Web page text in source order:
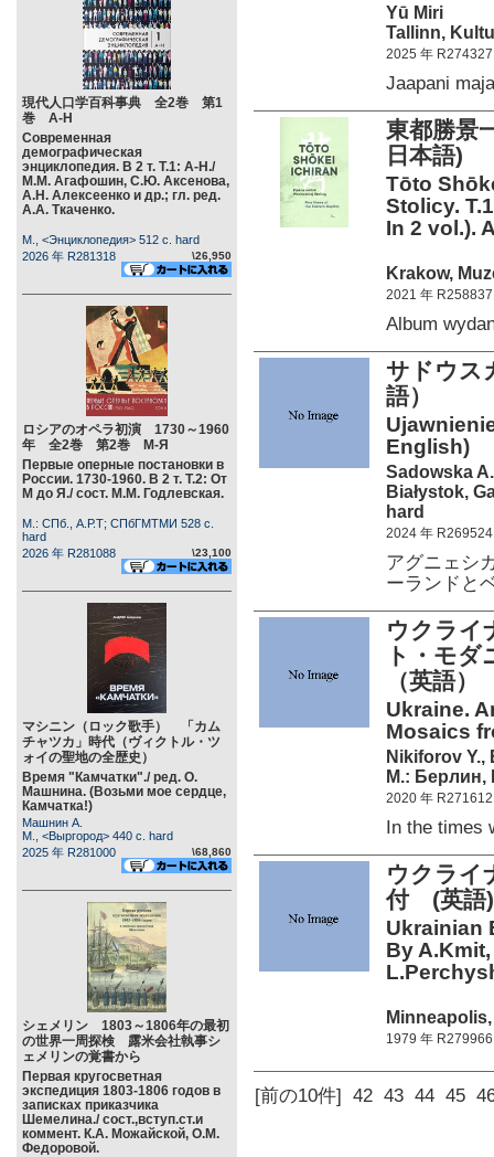
現代人口学百科事典 全2巻 第1
巻 А-Н
Современная
демографическая
энциклопедия. В 2 т. Т.1: А-Н./
М.М. Агафошин, С.Ю. Аксенова,
А.Н. Алексеенко и др.; гл. ред.
А.А. Ткаченко.
М., <Энциклопедия> 512 c. hard
2026 年 R281318
\26,950
ロシアのオペラ初演 1730～1960
年 全2巻 第2巻 М-Я
Первые оперные постановки в
России. 1730-1960. В 2 т. Т.2: От
М до Я./ сост. М.М. Годлевская.
М.: СПб., А.Р.Т; СПбГМТМИ 528 c.
hard
2026 年 R281088
\23,100
マシニン（ロック歌手） 「カム
チャツカ」時代（ヴィクトル・ツ
ォイの聖地の全歴史）
Время "Камчатки"./ ред. О.
Машнина. (Возьми мое сердце,
Камчатка!)
Машнин А.
М., <Выргород> 440 c. hard
2025 年 R281000
\68,860
シェメリン 1803～1806年の最初
の世界一周探検 露米会社執事シ
ェメリンの覚書から
Первая кругосветная
экспедиция 1803-1806 годов в
записках приказчика
Шемелина./ сост.,вступ.ст.и
коммент. К.А. Можайской, О.М.
Федоровой.
Yū Miri
Tallinn,
2025 年 R274327
Jaapani
東都勝景
日本語)
Tōto
Stolicy.
In 2 vol.).
Krakow,
2021 年 R258837
Album
サドウ
語）
English)
Sadowska A.
Białystok,
hard
2024 年 R269524
アグニェシ
ーランドと
ウクラ
ト・モ
（英語）
Ukraine.
Mosaics
Nikiforov Y.,
М.: Берлин,
2020 年 R271612
In the times
ウクライ
付 (英語)
Ukrainian
By
1979 年 R279966
[前の10件] 42 43 44 45